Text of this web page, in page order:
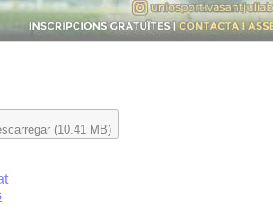
(10.41 MB)